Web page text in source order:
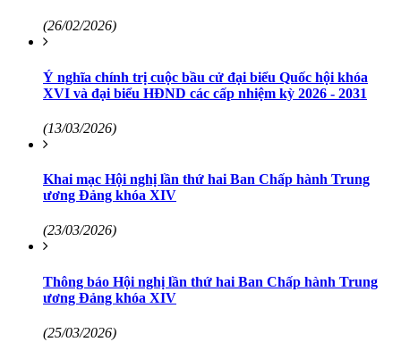
(26/02/2026)
Ý nghĩa chính trị cuộc bầu cử đại biểu Quốc hội khóa
XVI và đại biểu HĐND các cấp nhiệm kỳ 2026 - 2031
(13/03/2026)
Khai mạc Hội nghị lần thứ hai Ban Chấp hành Trung
ương Đảng khóa XIV
(23/03/2026)
Thông báo Hội nghị lần thứ hai Ban Chấp hành Trung
ương Đảng khóa XIV
(25/03/2026)